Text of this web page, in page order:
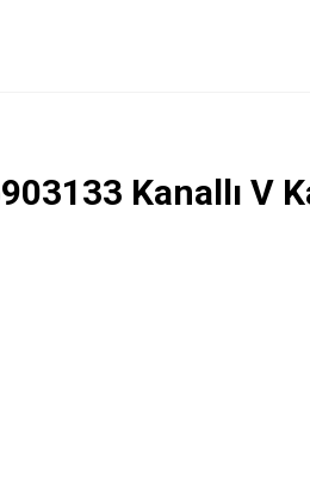
Kanallı V